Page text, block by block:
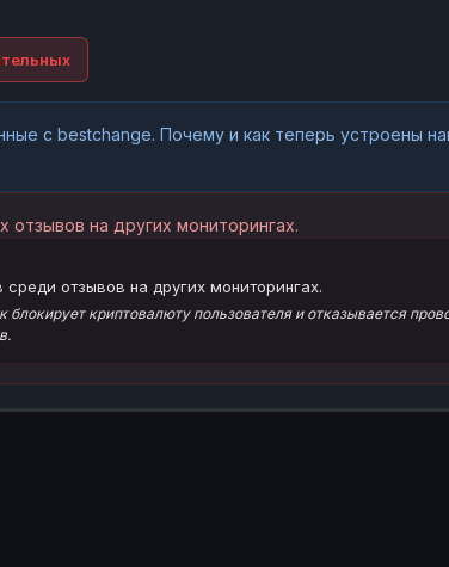
с bestchange. Почему и как теперь устроены
на других мониторингах.
отзывов на других мониторингах.
криптовалюту пользователя и отказывается